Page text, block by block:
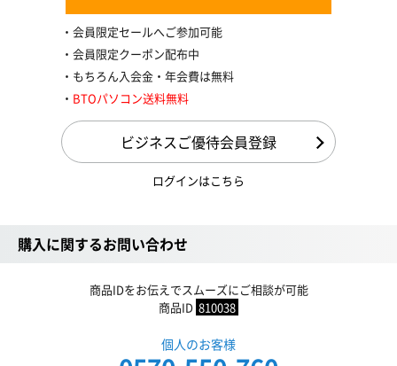
会員限定セールへご参加可能
会員限定クーポン配布中
もちろん入会金・年会費は無料
BTOパソコン送料無料
ビジネスご優待会員登録
ログインはこちら
購入に関するお問い合わせ
商品IDをお伝えでスムーズにご相談が可能
商品ID 810038
個人のお客様